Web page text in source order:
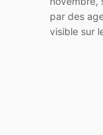
par des
visible sur